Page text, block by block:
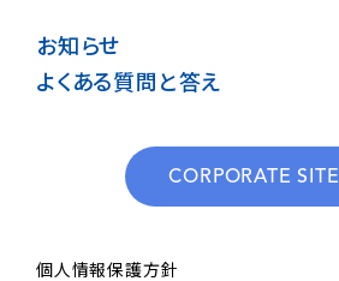
お知らせ
よくある質問と答え
CORPORATE SITE
個人情報保護方針